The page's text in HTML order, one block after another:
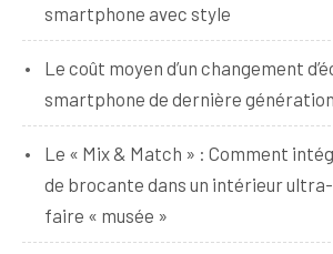
smartphone avec style
Le coût moyen d’un changement
smartphone de dernière génération
Le « Mix & Match » : Comment
de brocante dans un intérieur
faire « musée »